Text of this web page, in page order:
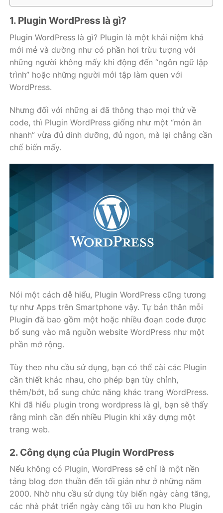
1. Plugin WordPress là gì?
Plugin WordPress là gì? Plugin là một khái niệm khá
mới mẻ và dường như có phần hơi trừu tượng với
những người không mấy khi động đến “ngôn ngữ lập
trình” hoặc những người mới tập làm quen với
WordPress.
Nhưng đối với những ai đã thông thạo mọi thứ về
code, thì Plugin WordPress giống như một “món ăn
nhanh” vừa đủ dinh dưỡng, đủ ngon, mà lại chẳng cần
chế biến mấy.
Nói một cách dễ hiểu, Plugin WordPress cũng tương
tự như Apps trên Smartphone vậy. Tự bản thân mỗi
Plugin đã bao gồm một hoặc nhiều đoạn code được
bổ sung vào mã nguồn website WordPress như một
phần mở rộng.
Tùy theo nhu cầu sử dụng, bạn có thể cài các Plugin
cần thiết khác nhau, cho phép bạn tùy chỉnh,
thêm/bớt, bổ sung chức năng khác trang WordPress.
Khi đã hiểu plugin trong wordpress là gì, bạn sẽ thấy
rằng mình cần đến nhiều Plugin khi xây dựng một
trang web.
2. Công dụng của Plugin WordPress
Nếu không có Plugin, WordPress sẽ chỉ là một nền
tảng blog đơn thuần đến tối giản như ở những năm
2000. Nhờ nhu cầu sử dụng tùy biến ngày càng tăng,
các nhà phát triển ngày càng tối ưu hơn kho Plugin